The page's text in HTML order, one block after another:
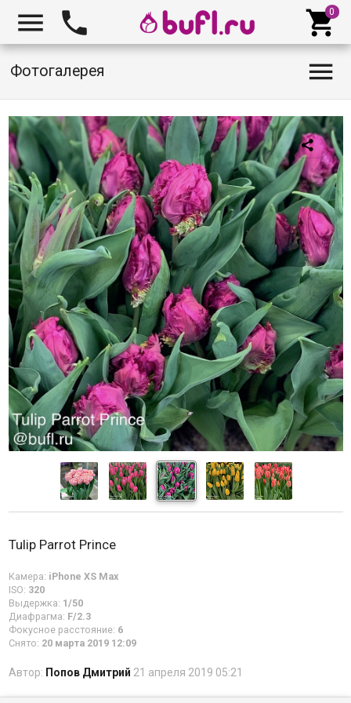
  
Фотогалерея 
Tulip Parrot Prince
Камера: iPhone XS Max
ISO: 320
Выдержка: 1/50
Диафрагма: F/2.3
Фокусное расстояние: 6
Снято: 20 марта 2019 12:09
Автор: Попов Дмитрий 21 апреля 2019 05:21